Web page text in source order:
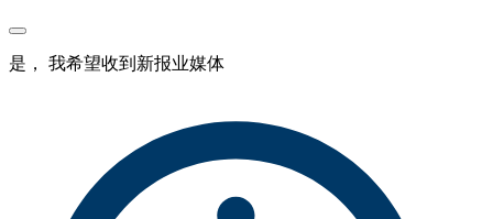
是， 我希望收到新报业媒体